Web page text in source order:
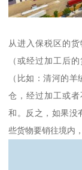
从进入保税区的
（或经过加工后
（比如：清河的
仓，经过加工或
和。反之，如果没
些货物要销往境内